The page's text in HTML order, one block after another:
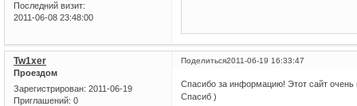
Последний визит:
2011-06-08 23:48:00
Поделиться2011-06-19 16:33:47
Tw1xer
Проездом
Зарегистрирован: 2011-06-19
Приглашений: 0
Cпасибо за информацию! Этот сайт очень
Спасиб )